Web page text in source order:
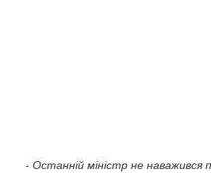
- Останній міністр не